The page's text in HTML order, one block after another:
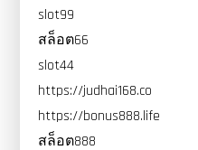
slot99
สล็อต66
slot44
https://judhai168.co
https://bonus888.life
สล็อต888